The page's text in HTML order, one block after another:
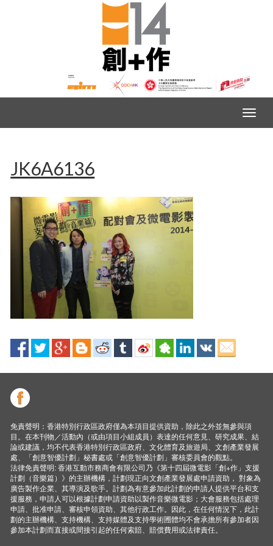
JK6A6136
免責聲明：香港特別行政區政府僅為本項目提供資助，除此之外並無參與項
目。在本刊物／活動內（或由項目小組成員）表達的任何意見、研究成果、結
論或建議，均不代表香港特別行政區政府、文化體育及旅遊局、文創產業發展
處、「創意智優計劃」秘書處或「創意智優計劃」審核委員會的觀點。
法律免責聲明: 香港互動市務商會有限公司乃《第十四屆微電影「創+作」支援
計劃（音樂篇）》的主辦機構，計劃現正向文創產業發展處申請資助， 對象為
廣告製作企業、其導演及歌手。計劃為有意參加此計劃的申請人提供平台和支
援服務，申請人可以根據計劃申請資助以製作音樂微電影；大會服務包括處理
申請、批准申請、審核申領資助、其他行政工作。因此，在任何情況下，此計
劃的主辦機構、支持機構、支持媒體及支持學術圑體均不會承擔所有參加者因
參加本計劃而直接或間接引起的任何索賠、賠償費用或法律責任。